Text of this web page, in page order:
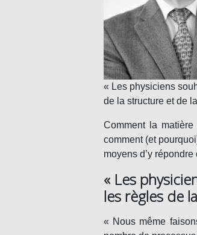
« Les physiciens
de la structure et de
Comment la
comment (et
moyens d’y
« Les
les règles de
« Nous même